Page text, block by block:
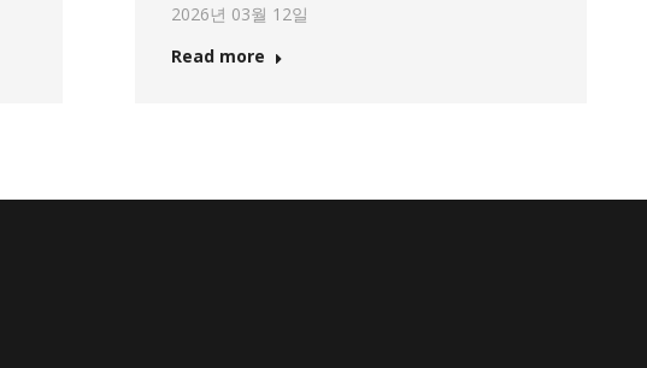
2026년 03월 12일
Read more